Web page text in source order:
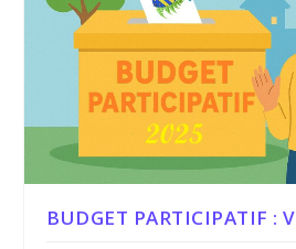
BUDGET PARTICIPATIF :